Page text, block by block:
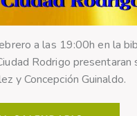
a las 19:00h en la
Rodrigo presentaran
y Concepción Guinaldo.